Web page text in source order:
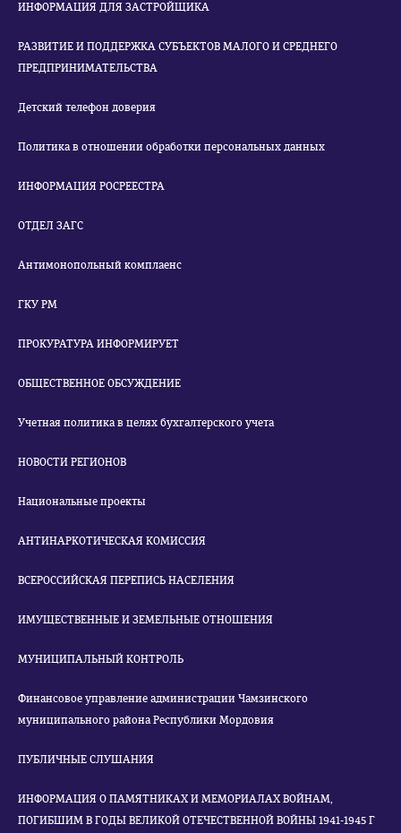
ИНФОРМАЦИЯ ДЛЯ ЗАСТРОЙЩИКА
РАЗВИТИЕ И ПОДДЕРЖКА СУБЪЕКТОВ МАЛОГО И СРЕДНЕГО
ПРЕДПРИНИМАТЕЛЬСТВА
Детский телефон доверия
Политика в отношении обработки персональных данных
ИНФОРМАЦИЯ РОСРЕЕСТРА
ОТДЕЛ ЗАГС
Антимонопольный комплаенс
ГКУ РМ
ПРОКУРАТУРА ИНФОРМИРУЕТ
ОБЩЕСТВЕННОЕ ОБСУЖДЕНИЕ
Учетная политика в целях бухгалтерского учета
НОВОСТИ РЕГИОНОВ
Национальные проекты
АНТИНАРКОТИЧЕСКАЯ КОМИССИЯ
ВСЕРОССИЙСКАЯ ПЕРЕПИСЬ НАСЕЛЕНИЯ
ИМУЩЕСТВЕННЫЕ И ЗЕМЕЛЬНЫЕ ОТНОШЕНИЯ
МУНИЦИПАЛЬНЫЙ КОНТРОЛЬ
Финансовое управление администрации Чамзинского
муниципального района Республики Мордовия
ПУБЛИЧНЫЕ СЛУШАНИЯ
ИНФОРМАЦИЯ О ПАМЯТНИКАХ И МЕМОРИАЛАХ ВОЙНАМ,
ПОГИБШИМ В ГОДЫ ВЕЛИКОЙ ОТЕЧЕСТВЕННОЙ ВОЙНЫ 1941-1945 Г